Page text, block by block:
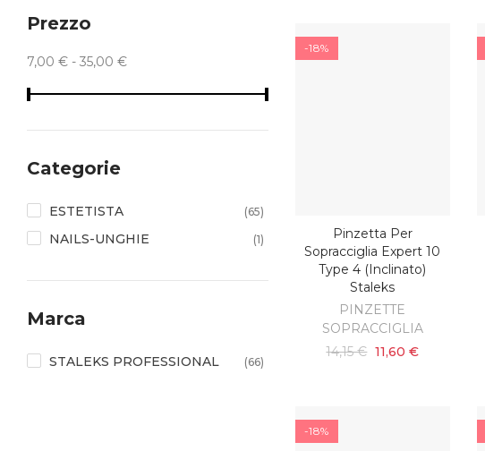
-18%
AGGIUNGI AL CARRELLO
Pinzetta Per
Sopracciglia Expert 10
Type 4 (inclinato)
Staleks
PINZETTE
SOPRACCIGLIA
14,15 € 11,60 €
-18%
Prezzo
7,00 € - 35,00 €
Categorie
ESTETISTA (65)
NAILS-UNGHIE (1)
Marca
STALEKS PROFESSIONAL (66)